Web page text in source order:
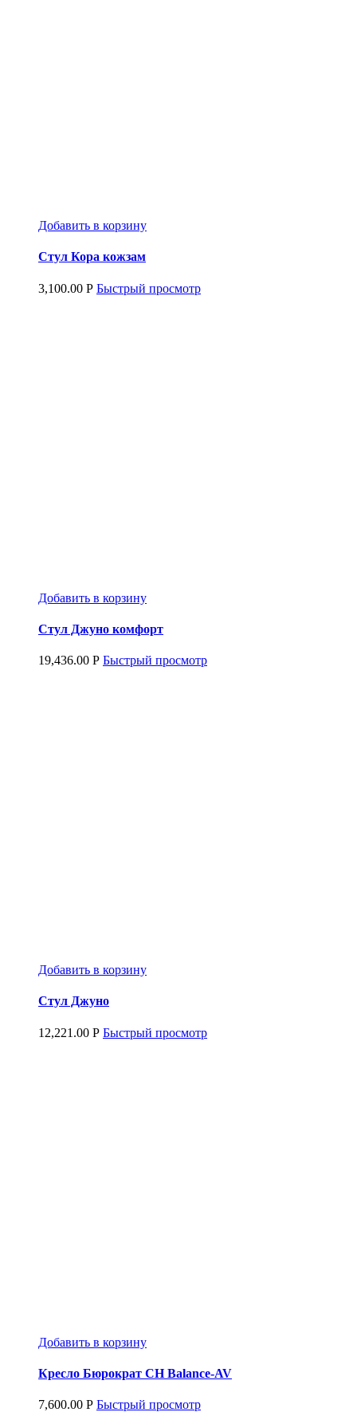
Добавить в корзину
Стул Кора кожзам
3,100.00 Р Быстрый просмотр
Добавить в корзину
Стул Джуно комфорт
19,436.00 Р Быстрый просмотр
Добавить в корзину
Стул Джуно
12,221.00 Р Быстрый просмотр
Добавить в корзину
Кресло Бюрократ CH Balance-AV
7,600.00 Р Быстрый просмотр